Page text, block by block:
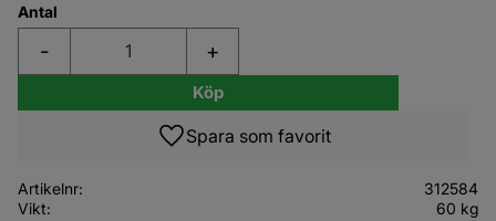
Antal
+
-
Köp
Lägg till i favoriter
Artikelnr
312584
Vikt
60 kg